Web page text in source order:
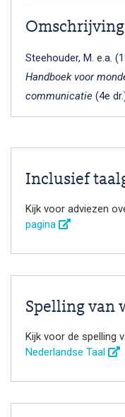
Omschrijving
Steehouder, M. e.a.
Handboek voor
communicatie (4e
Inclusief
Kijk voor adviezen
pagina
Spelling van
Kijk voor de spelling
Nederlandse Taal